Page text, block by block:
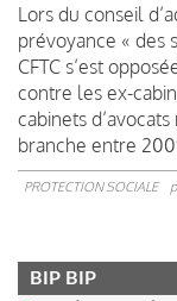
Lors du conseil
prévoyance « des
CFTC s’est
contre les ex-
cabinets
branche entre
PROTECTION SOCIALE
BIP BIP